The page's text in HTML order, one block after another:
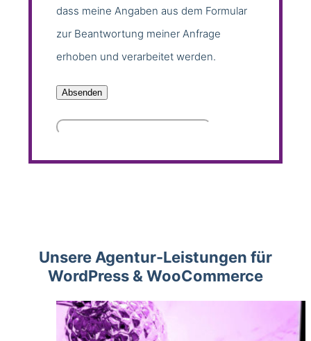
dass meine Angaben aus dem Formular
zur Beantwortung meiner Anfrage
erhoben und verarbeitet werden.
Unsere Agentur-Leistungen für
WordPress & WooCommerce